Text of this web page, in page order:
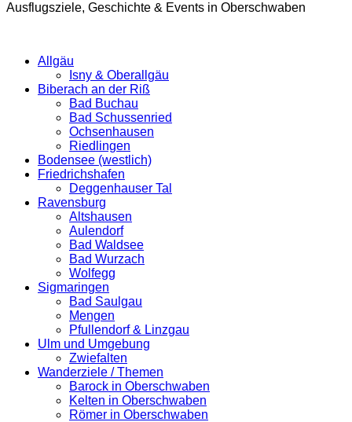
Ausflugsziele, Geschichte & Events in Oberschwaben
Allgäu
Isny & Oberallgäu
Biberach an der Riß
Bad Buchau
Bad Schussenried
Ochsenhausen
Riedlingen
Bodensee (westlich)
Friedrichshafen
Deggenhauser Tal
Ravensburg
Altshausen
Aulendorf
Bad Waldsee
Bad Wurzach
Wolfegg
Sigmaringen
Bad Saulgau
Mengen
Pfullendorf & Linzgau
Ulm und Umgebung
Zwiefalten
Wanderziele / Themen
Barock in Oberschwaben
Kelten in Oberschwaben
Römer in Oberschwaben